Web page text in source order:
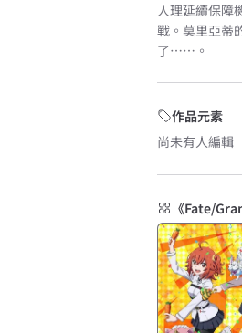
人理延續保障
戰。莫里亞蒂
了……。
作品元素
尚未有人編輯
《Fate/